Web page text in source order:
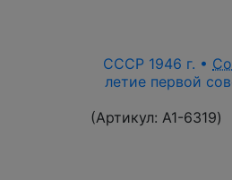
СССР 1946 г. •
летие первой
(Артикул: A1-6319)